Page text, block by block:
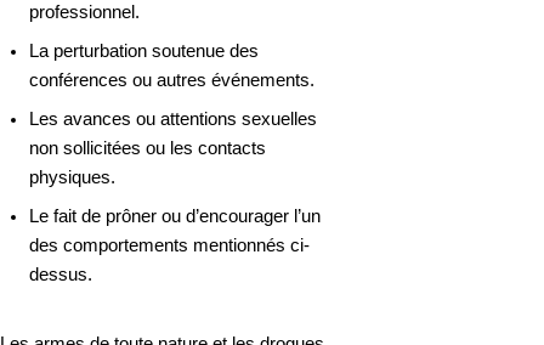
professionnel.
La perturbation soutenue des
conférences ou autres événements.
Les avances ou attentions sexuelles
non sollicitées ou les contacts
physiques.
Le fait de prôner ou d’encourager l’un
des comportements mentionnés ci-
dessus.